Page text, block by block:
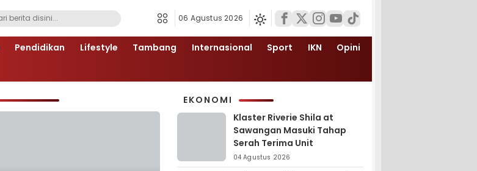
06 Agustus 2026
Pendidikan Lifestyle Tambang Internasional Sport IKN
Opini
EKONOMI
Klaster Riverie Shila at
Sawangan Masuki Tahap
Serah Terima Unit
04 Agustus 2026